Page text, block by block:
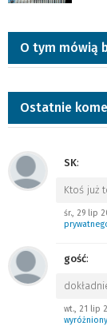
O tym mówią
Ostatnie
SK:
Ktoś już
śr., 29 lip
gość:
wt., 21 lip